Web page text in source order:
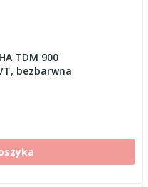
TDM 900
bezbarwna